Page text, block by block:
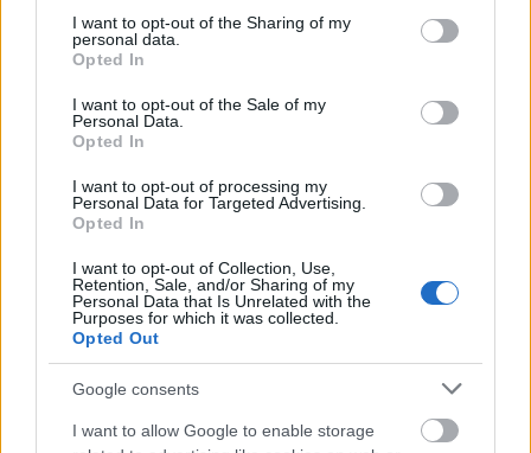
not limited to your visit or usage behaviour. You may click to
grant or deny consent to Google and its third-party tags to
use your data for below specified purposes in below Google
consent section.
I want to opt-out of the Sharing of my
personal data.
Opted In
I want to opt-out of the Sale of my
Personal Data.
Opted In
I want to opt-out of processing my
Personal Data for Targeted Advertising.
Opted In
I want to opt-out of Collection, Use,
Retention, Sale, and/or Sharing of my
Personal Data that Is Unrelated with the
Purposes for which it was collected.
Opted Out
Google consents
I want to allow Google to enable storage
> végszó & ami jön
Mondani sem kell, az összforgalom takaréklángon
ég - nem sok hétvége, konkrétan három akadt, amely
a mostanihoz hasonlóan 80 milliót sem termelt a top
12 vonatkozásában. Annál nagyobb lesz az ugrás,
hiszen aStar Wars: Az utolsó Jedik
minden idők második legnagyobb nyitányát,
hozzávetőleg 210 millió dollárral. A Fox hisz az
alternatívákban, így a
magának.
> a top 10 (hivatalos becsült adatok)
hétvégi
Coco
$18.3m